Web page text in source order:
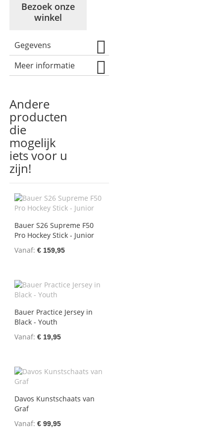
Bezoek onze
winkel
Gegevens
Meer informatie
Andere
producten
die
mogelijk
iets voor u
zijn!
Bauer S26 Supreme F50
Pro Hockey Stick - Junior
Vanaf € 159,95
Bauer Practice Jersey in
Black - Youth
Vanaf € 19,95
Davos Kunstschaats van
Graf
Vanaf € 99,95